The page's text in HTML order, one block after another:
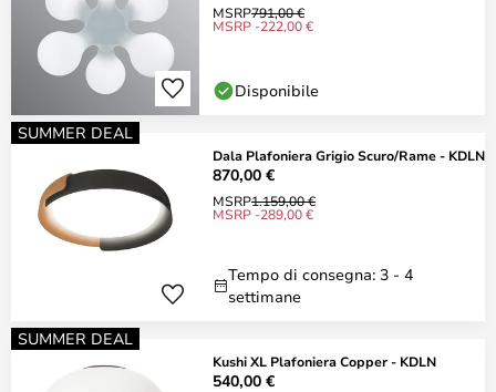
MSRP791,00 €
MSRP -222,00 €
Disponibile
SUMMER DEAL
Dala Plafoniera Grigio Scuro/Rame - KDLN
870,00 €
MSRP1.159,00 €
MSRP -289,00 €
Tempo di consegna: 3 - 4
settimane
SUMMER DEAL
Kushi XL Plafoniera Copper - KDLN
540,00 €